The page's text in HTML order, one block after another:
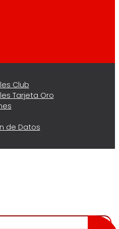
Club
Tarjeta Oro
de Datos